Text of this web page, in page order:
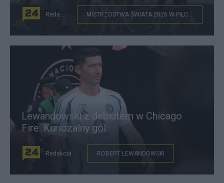
Redakcja MISTRZOSTWA ŚWIATA 2026 W PIŁCE NOŻNEJ
Lewandowski z debiutem w Chicago
Fire. Kuriozalny gol
Redakcja ROBERT LEWANDOWSKI